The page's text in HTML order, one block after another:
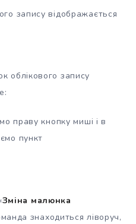
запису відображається
облікового запису
праву кнопку миші і в
пункт
Зміна малюнка
знаходиться ліворуч,